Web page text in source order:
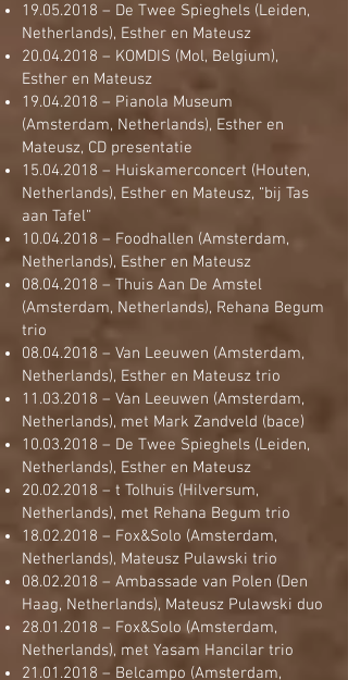
19.05.2018 – De Twee Spieghels (Leiden,
Netherlands), Esther en Mateusz
20.04.2018 – KOMDIS (Mol, Belgium),
Esther en Mateusz
19.04.2018 – Pianola Museum
(Amsterdam, Netherlands), Esther en
Mateusz, CD presentatie
15.04.2018 – Huiskamerconcert (Houten,
Netherlands), Esther en Mateusz, “bij Tas
aan Tafel”
10.04.2018 – Foodhallen (Amsterdam,
Netherlands), Esther en Mateusz
08.04.2018 – Thuis Aan De Amstel
(Amsterdam, Netherlands), Rehana Begum
trio
08.04.2018 – Van Leeuwen (Amsterdam,
Netherlands), Esther en Mateusz trio
11.03.2018 – Van Leeuwen (Amsterdam,
Netherlands), met Mark Zandveld (bace)
10.03.2018 – De Twee Spieghels (Leiden,
Netherlands), Esther en Mateusz
20.02.2018 – t Tolhuis (Hilversum,
Netherlands), met Rehana Begum trio
18.02.2018 – Fox&Solo (Amsterdam,
Netherlands), Mateusz Pulawski trio
08.02.2018 – Ambassade van Polen (Den
Haag, Netherlands), Mateusz Pulawski duo
28.01.2018 – Fox&Solo (Amsterdam,
Netherlands), met Yasam Hancilar trio
21.01.2018 – Belcampo (Amsterdam,